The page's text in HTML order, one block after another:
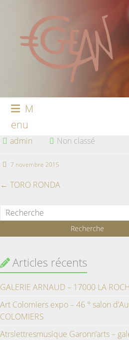
M
enu
admin Non classé
7 novembre 2015
← TORO RONDA
Articles récents
GALERIE ARNAUD – 17000 LA
Art Colomiers expo – 46 ° salon
COLOMIERS
Atrslettresmusique Garonn’arts –